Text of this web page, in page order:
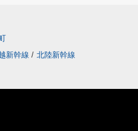
新幹線 / 北陸新幹線